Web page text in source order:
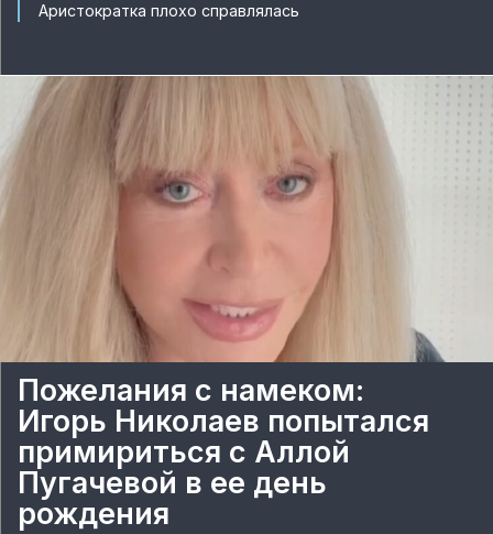
Аристократка плохо справлялась
Пожелания с намеком:
Игорь Николаев попытался
примириться с Аллой
Пугачевой в ее день
рождения